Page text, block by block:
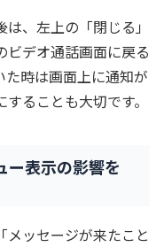
、左上の「閉じる」
デオ通話画面に戻る
た時は画面上に通知が
ることも大切です。
ー表示の影響を
ッセージが来たこと